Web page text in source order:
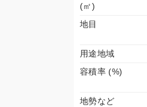
(㎡)
地目
用途地域
容積率 (%)
地勢など